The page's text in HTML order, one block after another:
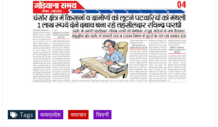
Tags मध्यप्रदेश समाचार सिवनी